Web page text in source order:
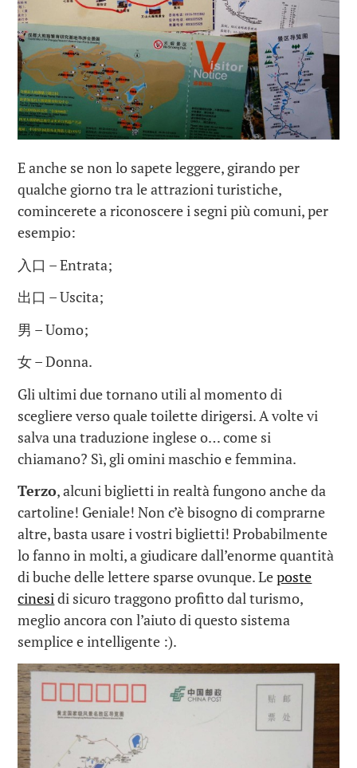
E anche se non lo sapete leggere, girando per
qualche giorno tra le attrazioni turistiche,
comincerete a riconoscere i segni più comuni, per
esempio:
入口 – Entrata;
出口 – Uscita;
男 – Uomo;
女 – Donna.
Gli ultimi due tornano utili al momento di
scegliere verso quale toilette dirigersi. A volte vi
salva una traduzione inglese o… come si
chiamano? Sì, gli omini maschio e femmina.
Terzo, alcuni biglietti in realtà fungono anche da
cartoline! Geniale! Non c’è bisogno di comprarne
altre, basta usare i vostri biglietti! Probabilmente
lo fanno in molti, a giudicare dall’enorme quantità
di buche delle lettere sparse ovunque. Leposte
cinesidi sicuro traggono profitto dal turismo,
meglio ancora con l’aiuto di questo sistema
semplice e intelligente :).